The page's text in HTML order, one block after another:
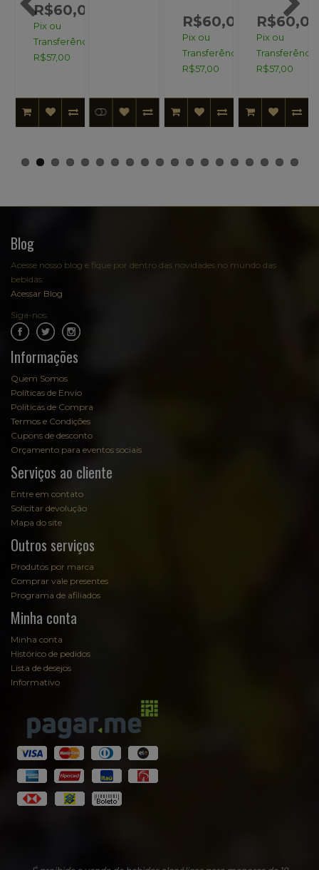
R$60,00
Pix ou
Transferência:
R$57,00
R$60,00
Pix ou
Transferência:
R$57,00
R$60,00
Pix ou
R$57,00
Blog
Acesse nosso blog e fique por dentro das novidades no mundo das
bebidas:
Acessar Blog
Siga-nos:
Informações
Quem Somos
Políticas de Envio
Políticas de Compra
Termos e Condições
Cupons de desconto
Orçamento para eventos sociais
Serviços ao cliente
Entre em contato
Solicitar devolução
Mapa do site
Outros serviços
Produtos por marca
Comprar vale presentes
Programa de afiliados
Minha conta
Minha conta
Histórico de pedidos
Lista de desejos
Informativo